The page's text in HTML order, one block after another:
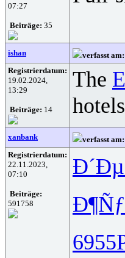
07:27
Beiträge: 35
ishan verfasst am:
Registrierdatum:
19.02.2024,
13:29
Beiträge: 14
The
xanbank verfasst am:
Registrierdatum:
22.11.2023,
07:10
Beiträge:
591758
6955